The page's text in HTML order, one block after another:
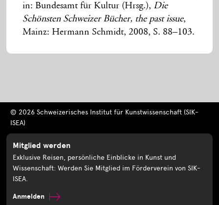
in: Bundesamt für Kultur (Hrsg.), Die
Schönsten Schweizer Bücher, the past issue,
Mainz: Hermann Schmidt, 2008, S. 88–103.
© 2026 Schweizerisches Institut für Kunstwissenschaft (SIK-
ISEA)
Mitglied werden
Exklusive Reisen, persönliche Einblicke in Kunst und
Wissenschaft: Werden Sie Mitglied im Förderverein von SIK-
ISEA.
Anmelden